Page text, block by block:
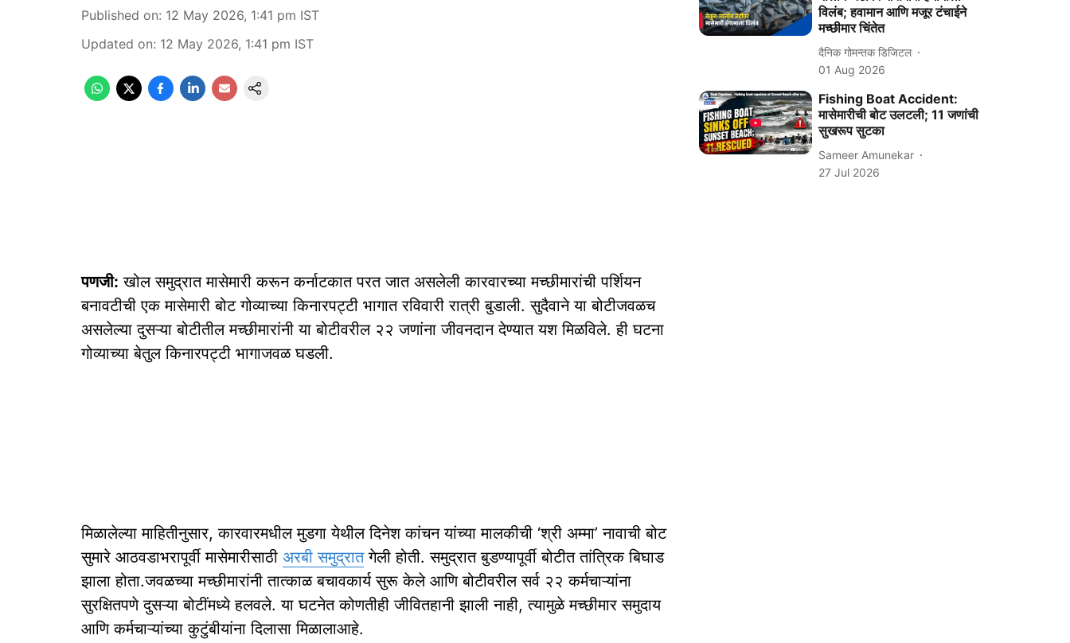
Published on: 12 May 2026, 1:41 pm IST
Updated on: 12 May 2026, 1:41 pm IST
पणजी: खोल समुद्रात मासेमारी करून कर्नाटकात परत जात असलेली कारवारच्या मच्छीमारांची पर्शियन
बनावटीची एक मासेमारी बोट गोव्याच्या किनारपट्टी भागात रविवारी रात्री बुडाली. सुदैवाने या बोटीजवळच
असलेल्या दुसऱ्या बोटीतील मच्छीमारांनी या बोटीवरील २२ जणांना जीवनदान देण्यात यश मिळविले. ही घटना
गोव्याच्या बेतुल किनारपट्टी भागाजवळ घडली.
मिळालेल्या माहितीनुसार, कारवारमधील मुडगा येथील दिनेश कांचन यांच्या मालकीची ‘श्री अम्मा’ नावाची बोट
सुमारे आठवडाभरापूर्वी मासेमारीसाठी अरबी समुद्रातगेली होती. समुद्रात बुडण्यापूर्वी बोटीत तांत्रिक बिघाड
झाला होता.जवळच्या मच्छीमारांनी तात्काळ बचावकार्य सुरू केले आणि बोटीवरील सर्व २२ कर्मचाऱ्यांना
सुरक्षितपणे दुसऱ्या बोटींमध्ये हलवले. या घटनेत कोणतीही जीवितहानी झाली नाही, त्यामुळे मच्छीमार समुदाय
आणि कर्मचाऱ्यांच्या कुटुंबीयांना दिलासा मिळालाआहे.
विलंब; हवामान आणि मजूर टंचाईने
मच्छीमार चिंतेत
दैनिक गोमन्तक डिजिटल
01 Aug 2026
Fishing Boat Accident:
मासेमारीची बोट उलटली; 11 जणांची
सुखरूप सुटका
Sameer Amunekar
27 Jul 2026